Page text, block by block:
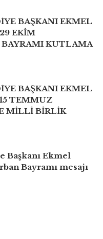
BAŞKANI EKMEL
EKİM
KUTLAMA
BAŞKANI EKMEL
TEMMUZ
MİLLİ BİRLİK
Başkanı Ekmel
Bayramı mesajı